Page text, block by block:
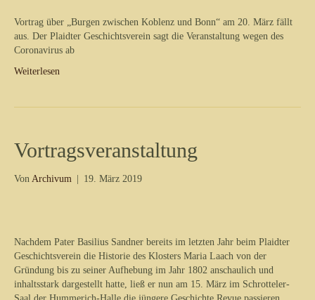
Vortrag über „Burgen zwischen Koblenz und Bonn“ am 20. März fällt
aus. Der Plaidter Geschichtsverein sagt die Veranstaltung wegen des
Coronavirus ab
Weiterlesen
Vortragsveranstaltung
Von Archivum 19. März 2019
Nachdem Pater Basilius Sandner bereits im letzten Jahr beim Plaidter
Geschichtsverein die Historie des Klosters Maria Laach von der
Gründung bis zu seiner Aufhebung im Jahr 1802 anschaulich und
inhaltsstark dargestellt hatte, ließ er nun am 15. März im Schrotteler-